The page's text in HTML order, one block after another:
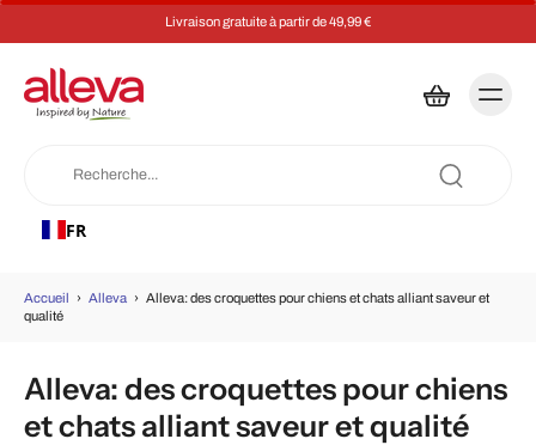
Livraison gratuite à partir de 49,99 €
FR
Accueil › Alleva › Alleva: des croquettes pour chiens et chats alliant saveur et
qualité
Alleva: des croquettes pour chiens
et chats alliant saveur et qualité